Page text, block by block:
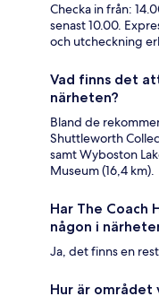
Checka in från:
senast 10.00.
och utcheckning
Vad finns det
närheten?
Bland de
Shuttleworth
samt Wyboston
Museum (16,4 km).
Har The Coach
någon i
Ja, det finns en
Hur är området